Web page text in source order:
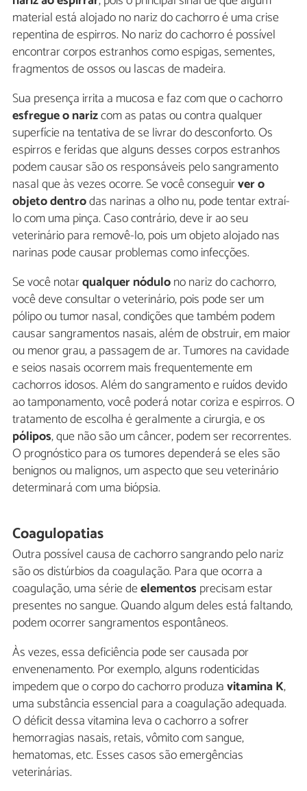
material está alojado no nariz do cachorro é uma crise
repentina de espirros. No nariz do cachorro é possível
encontrar corpos estranhos como espigas, sementes,
fragmentos de ossos ou lascas de madeira.
Sua presença irrita a mucosa e faz com que o cachorro
esfregue o narizcom as patas ou contra qualquer
superfície na tentativa de se livrar do desconforto. Os
espirros e feridas que alguns desses corpos estranhos
podem causar são os responsáveis pelo sangramento
nasal que às vezes ocorre. Se você conseguirver o
objeto dentrodas narinas a olho nu, pode tentar extraí-
lo com uma pinça. Caso contrário, deve ir ao seu
veterinário para removê-lo, pois um objeto alojado nas
narinas pode causar problemas como infecções.
Se você notarqualquer nódulono nariz do cachorro,
você deve consultar o veterinário, pois pode ser um
pólipo ou tumor nasal, condições que também podem
causar sangramentos nasais, além de obstruir, em maior
ou menor grau, a passagem de ar. Tumores na cavidade
e seios nasais ocorrem mais frequentemente em
cachorros idosos. Além do sangramento e ruídos devido
ao tamponamento, você poderá notar coriza e espirros. O
tratamento de escolha é geralmente a cirurgia, e os
pólipos, que não são um câncer, podem ser recorrentes.
O prognóstico para os tumores dependerá se eles são
benignos ou malignos, um aspecto que seu veterinário
determinará com uma biópsia.
Coagulopatias
Outra possível causa de cachorro sangrando pelo nariz
são os distúrbios da coagulação. Para que ocorra a
coagulação, uma série deelementos precisam estar
presentes no sangue. Quando algum deles está faltando,
podem ocorrer sangramentos espontâneos.
Às vezes, essa deficiência pode ser causada por
envenenamento. Por exemplo, alguns rodenticidas
impedem que o corpo do cachorro produzavitamina K,
uma substância essencial para a coagulação adequada.
O déficit dessa vitamina leva o cachorro a sofrer
hemorragias nasais, retais, vômito com sangue,
hematomas, etc. Esses casos são emergências
veterinárias.